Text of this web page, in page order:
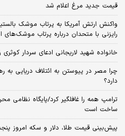
قیمت جدید مرغ اعلام شد
واکنش ارتش آمریکا به پرتاب موشک
رایزنی با متحدان درباره پرتاب موشک‌های
خانواده شهید لاریجانی ادعای سردار
چرا مصر در پیوستن به ائتلاف دریایی به
دارد؟
ترامپ همه را غافلگیر کرد/پایگاه نظامی
ساخت است
پیش‌بینی قیمت طلا، دلار و سکه امروز پنجشنبه ۱۵